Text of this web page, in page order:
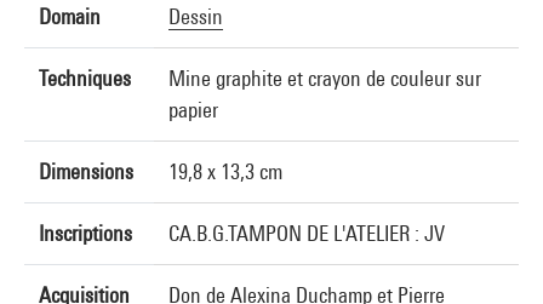
Domain Dessin
Techniques
Mine graphite et crayon de couleur sur
papier
Dimensions 19,8 x 13,3 cm
Inscriptions CA.B.G.TAMPON DE L'ATELIER : JV
Acquisition Don de Alexina Duchamp et Pierre